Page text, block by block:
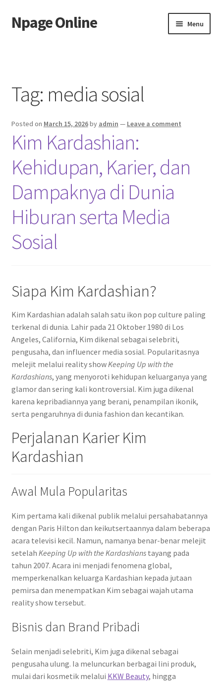
Skip
to
Skip
to
Npage Online Menu
Tag: media sosial
Posted on March 15, 2026by admin — Leave a comment
Kim Kardashian:
Kehidupan, Karier, dan
Dampaknya di Dunia
Hiburan serta Media
Sosial
Siapa Kim Kardashian?
Kim Kardashian adalah salah satu ikon pop culture paling
terkenal di dunia. Lahir pada 21 Oktober 1980 di Los
Angeles, California, Kim dikenal sebagai selebriti,
pengusaha, dan influencer media sosial. Popularitasnya
melejit melalui reality showKeeping Up with the
Kardashians, yang menyoroti kehidupan keluarganya yang
glamor dan sering kali kontroversial. Kim juga dikenal
karena kepribadiannya yang berani, penampilan ikonik,
serta pengaruhnya di dunia fashion dan kecantikan.
Perjalanan Karier Kim
Kardashian
Awal Mula Popularitas
Kim pertama kali dikenal publik melalui persahabatannya
dengan Paris Hilton dan keikutsertaannya dalam beberapa
acara televisi kecil. Namun, namanya benar-benar melejit
setelah Keeping Up with the Kardashianstayang pada
tahun 2007. Acara ini menjadi fenomena global,
memperkenalkan keluarga Kardashian kepada jutaan
pemirsa dan menempatkan Kim sebagai wajah utama
reality show tersebut.
Bisnis dan Brand Pribadi
Selain menjadi selebriti, Kim juga dikenal sebagai
pengusaha ulung. Ia meluncurkan berbagai lini produk,
mulai dari kosmetik melalui KKW Beauty, hingga